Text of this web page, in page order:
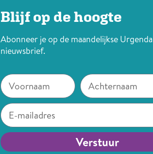
Blijf op de hoogte
Abonneer je op de maandelijkse Urgenda
nieuwsbrief.
Verstuur